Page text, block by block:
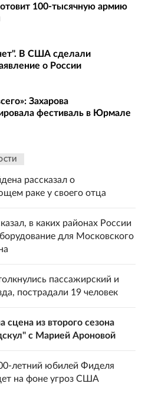
100-тысячную армию
В США сделали
о России
Захарова
фестиваль в Юрмале
рассказал о
раке у своего отца
в каких районах России
для Московского
пассажирский и
пострадали 19 человек
сцена из второго сезона
с Марией Ароновой
летний юбилей Фиделя
на фоне угроз США